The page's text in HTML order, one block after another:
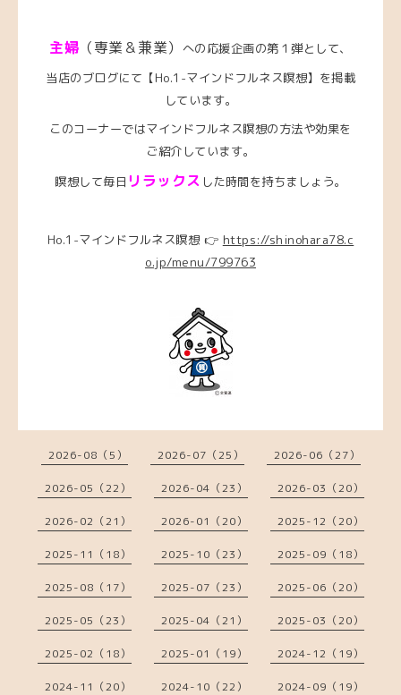
主婦 （専業＆兼業）
への応援企画の第１弾として、
当店のブログにて【Ho.1-マインドフルネス瞑想】を掲載
しています。
このコーナーではマインドフルネス瞑想の方法や効果を
ご紹介しています。
瞑想して毎日 リラックス した時間を持ちましょう。
Ho.1-マインドフルネス瞑想 👉 https://shinohara78.c
o.jp/menu/799763
2026-08（5） 2026-07（25） 2026-06（27）
2026-05（22） 2026-04（23） 2026-03（20）
2026-02（21） 2026-01（20） 2025-12（20）
2025-11（18） 2025-10（23） 2025-09（18）
2025-08（17） 2025-07（23） 2025-06（20）
2025-05（23） 2025-04（21） 2025-03（20）
2025-02（18） 2025-01（19） 2024-12（19）
2024-11（20） 2024-10（22） 2024-09（19）